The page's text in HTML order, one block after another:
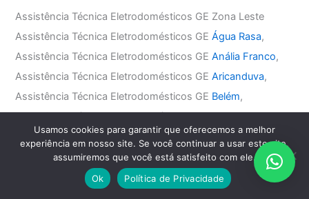
Assistência Técnica Eletrodomésticos GE Zona Leste
Assistência Técnica Eletrodomésticos GEÁgua Rasa,
Assistência Técnica Eletrodomésticos GEAnália Franco,
Assistência Técnica Eletrodomésticos GEAricanduva,
Assistência Técnica Eletrodomésticos GE Belém,
Assistência Técnica Eletrodomésticos GEPenha,
Assistência Técnica Eletrodomésticos GETatuapé,
Assistência Técnica Eletrodomésticos GEVila Carrão,
Usamos cookies para garantir que oferecemos a melhor
experiência em nosso site. Se você continuar a usar este site,
assumiremos que você está satisfeito com ele.
Ok
Política de Privacidade